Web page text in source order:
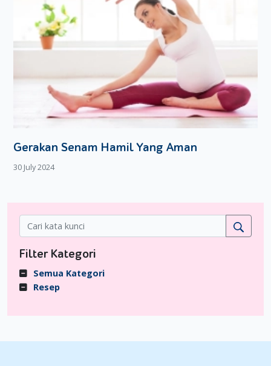
Gerakan Senam Hamil Yang Aman
30 July 2024
Filter Kategori
Semua Kategori
Resep